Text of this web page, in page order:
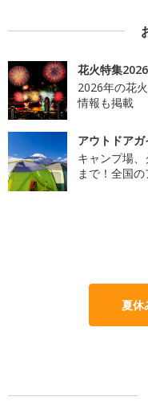
花火特集2026
2026年の花
情報も掲載
アウトドアガ
キャンプ場
まで！全国
夏休